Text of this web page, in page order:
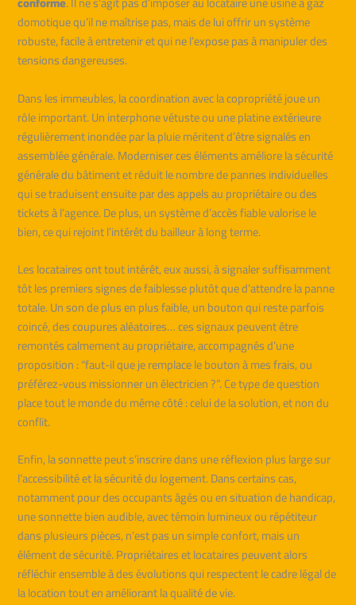
domotique qu’il ne maîtrise pas, mais de lui offrir un système
robuste, facile à entretenir et qui ne l’expose pas à manipuler des
tensions dangereuses.
Dans les immeubles, la coordination avec la copropriété joue un
rôle important. Un interphone vétuste ou une platine extérieure
régulièrement inondée par la pluie méritent d’être signalés en
assemblée générale. Moderniser ces éléments améliore la sécurité
générale du bâtiment et réduit le nombre de pannes individuelles
qui se traduisent ensuite par des appels au propriétaire ou des
tickets à l’agence. De plus, un système d’accès fiable valorise le
bien, ce qui rejoint l’intérêt du bailleur à long terme.
Les locataires ont tout intérêt, eux aussi, à signaler suffisamment
tôt les premiers signes de faiblesse plutôt que d’attendre la panne
totale. Un son de plus en plus faible, un bouton qui reste parfois
coincé, des coupures aléatoires… ces signaux peuvent être
remontés calmement au propriétaire, accompagnés d’une
proposition : “faut-il que je remplace le bouton à mes frais, ou
préférez-vous missionner un électricien ?”. Ce type de question
place tout le monde du même côté : celui de la solution, et non du
conflit.
Enfin, la sonnette peut s’inscrire dans une réflexion plus large sur
l’accessibilité et la sécurité du logement. Dans certains cas,
notamment pour des occupants âgés ou en situation de handicap,
une sonnette bien audible, avec témoin lumineux ou répétiteur
dans plusieurs pièces, n’est pas un simple confort, mais un
élément de sécurité. Propriétaires et locataires peuvent alors
réfléchir ensemble à des évolutions qui respectent le cadre légal de
la location tout en améliorant la qualité de vie.